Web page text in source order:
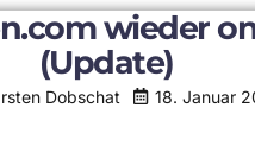
wieder
(Update)
Dobschat 18. Januar